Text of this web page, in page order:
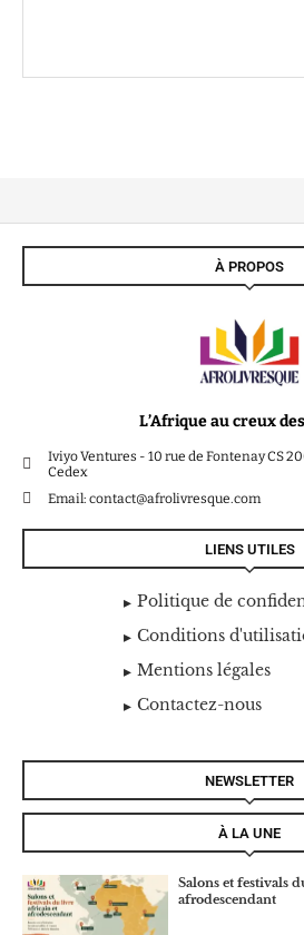
À PROPOS
L’Afrique au creux
Iviyo Ventures - 10 rue de Fontenay CS
Cedex
Email: contact@afrolivresque.com
LIENS UTILES
Politique de
Conditions
Mentions légales
Contactez-nous
NEWSLETTER
À LA UNE
Salons et festivals
afrodescendant